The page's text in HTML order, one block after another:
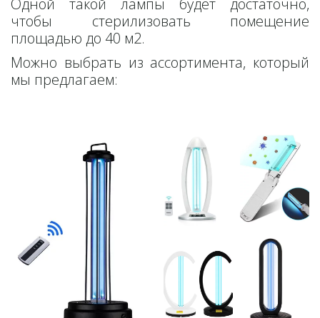
Одной такой лампы будет достаточно,
чтобы стерилизовать помещение
площадью до 40 м2.
Можно выбрать из ассортимента, который
мы предлагаем: